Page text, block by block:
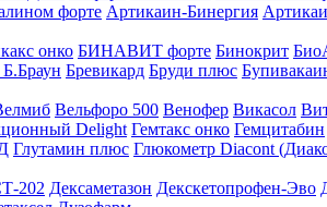
форте Артикаин-Бинергия
онко БИНАВИТ форте Бинокрит
Бревикард Бруди плюс
Вельфоро 500 Венофер Викасол
Delight Гемтакс онко Гемцитабин
Глутамин плюс Глюкометр Diacont
202 Дексаметазон Декскетопрофен-Эво